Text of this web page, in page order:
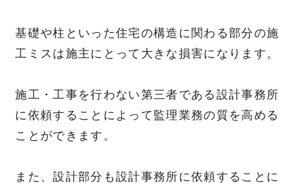
基礎や柱といった住宅の構造に関わる部分の施
工ミスは施主にとって大きな損害になります。
施工・工事を行わない第三者である設計事務所
に依頼することによって監理業務の質を高める
ことができます。
また、設計部分も設計事務所に依頼することに